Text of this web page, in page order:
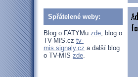
Spřátelené weby:
Blog o FATYMu zde, blog o
TV-MIS.cz tv-
mis.signaly.cz a další blog
o TV-MIS zde.